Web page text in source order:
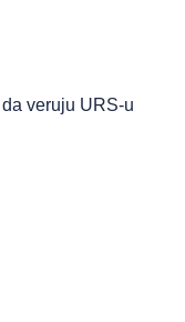
veruju URS-u